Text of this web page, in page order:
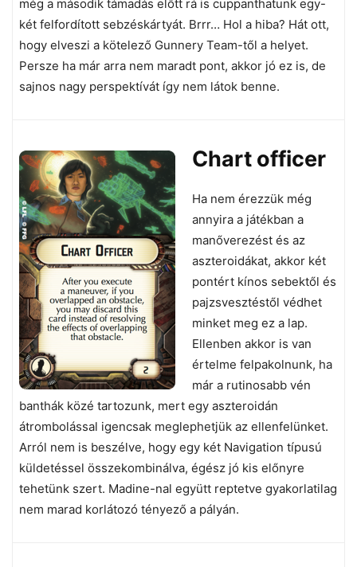
még a második támadás előtt rá is cuppanthatunk egy-
két felfordított sebzéskártyát. Brrr… Hol a hiba? Hát ott,
hogy elveszi a kötelező Gunnery Team-től a helyet.
Persze ha már arra nem maradt pont, akkor jó ez is, de
sajnos nagy perspektívát így nem látok benne.
Chart officer
Ha nem érezzük még
annyira a játékban a
manőverezést és az
aszteroidákat, akkor két
pontért kínos sebektől és
pajzsvesztéstől védhet
minket meg ez a lap.
Ellenben akkor is van
értelme felpakolnunk, ha
már a rutinosabb vén
banthák közé tartozunk, mert egy aszteroidán
átrombolással igencsak meglephetjük az ellenfelünket.
Arról nem is beszélve, hogy egy két Navigation típusú
küldetéssel összekombinálva, égész jó kis előnyre
tehetünk szert. Madine-nal együtt reptetve gyakorlatilag
nem marad korlátozó tényező a pályán.